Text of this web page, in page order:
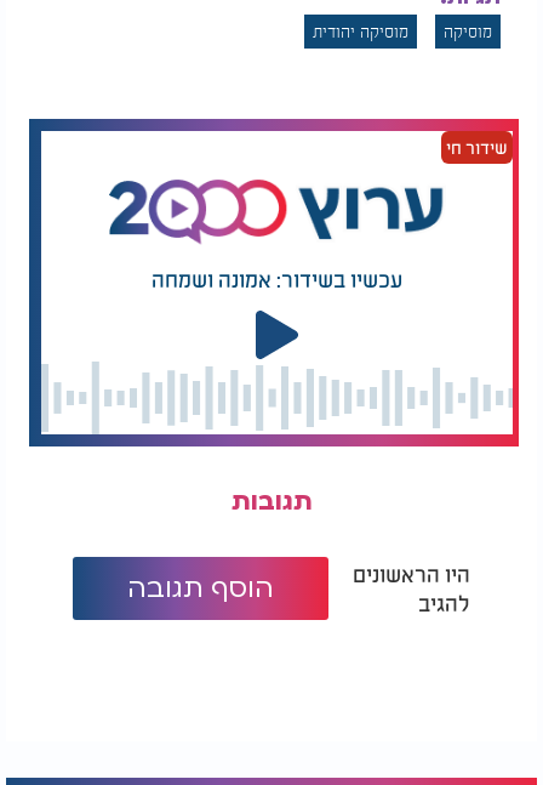
שיריו והסיפורים מאחוריהם.
מוסיקה מוסיקה יהודית
שידור חי
עכשיו בשידור: אמונה ושמחה
תגובות
היו הראשונים
להגיב
הוסף תגובה